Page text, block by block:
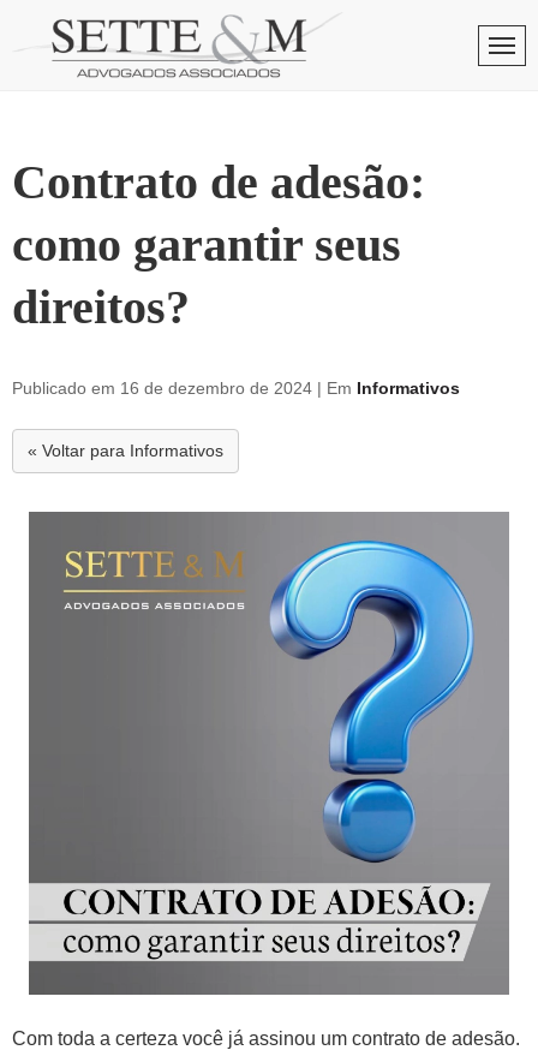
Menu
Contrato de adesão:
como garantir seus
direitos?
Publicado em 16 de dezembro de 2024 | Em Informativos
« Voltar para Informativos
Com toda a certeza você já assinou um contrato de adesão.